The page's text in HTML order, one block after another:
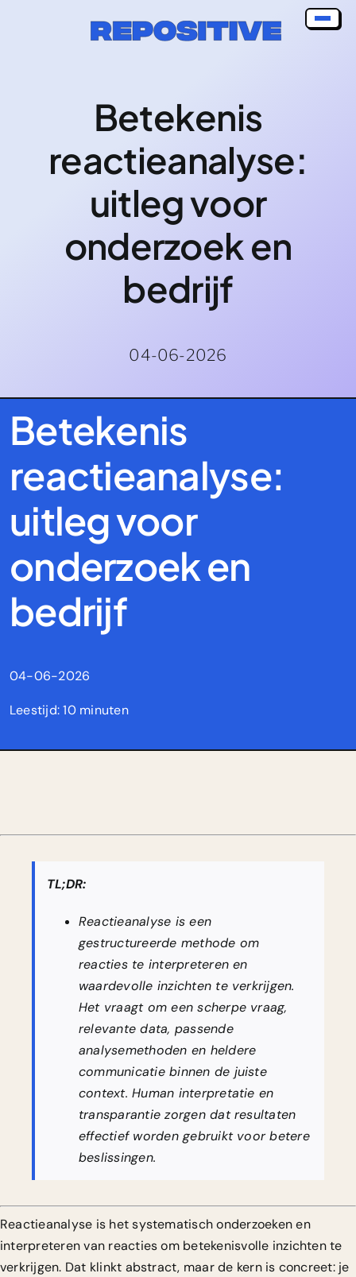
Betekenis
reactieanalyse:
uitleg voor
onderzoek en
bedrijf
04-06-2026
Betekenis
reactieanalyse:
uitleg voor
onderzoek en
bedrijf
04-06-2026
Leestijd: 10 minuten
TL;DR:
Reactieanalyse is een
gestructureerde methode om
reacties te interpreteren en
waardevolle inzichten te verkrijgen.
Het vraagt om een scherpe vraag,
relevante data, passende
analysemethoden en heldere
communicatie binnen de juiste
context. Human interpretatie en
transparantie zorgen dat resultaten
effectief worden gebruikt voor betere
beslissingen.
Reactieanalyse is het systematisch onderzoeken en
interpreteren van reacties om betekenisvolle inzichten te
verkrijgen. Dat klinkt abstract, maar de kern is concreet: je